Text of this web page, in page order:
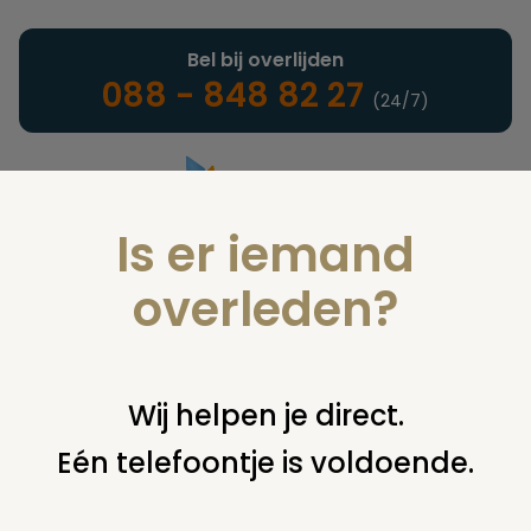
Landelijke uitvaartonderneming
Bel bij overlijden
088 - 848 82 27 (24/7)
U bent hier: home verzekeringen naturaverzekeringen
Is er iemand
overleden?
Wij helpen je direct.
Eén telefoontje is voldoende.